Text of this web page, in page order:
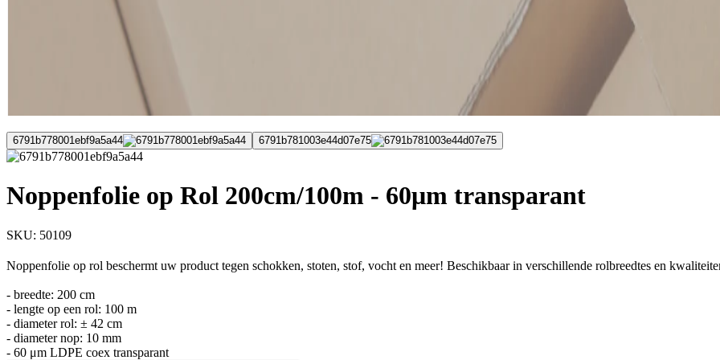
6791b778001ebf9a5a44 6791b781003e44d07e75
Noppenfolie op Rol 200cm/100m - 60μm transparant
SKU: 50109
Noppenfolie op rol beschermt uw product tegen schokken, stoten, stof, vocht en meer! Beschikbaar in verschillende rolbreedtes en
- breedte: 200 cm
- lengte op een rol: 100 m
- diameter rol: ± 42 cm
- diameter nop: 10 mm
- 60 μm LDPE coex transparant